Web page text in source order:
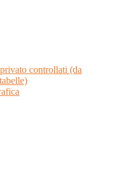
controllati (da